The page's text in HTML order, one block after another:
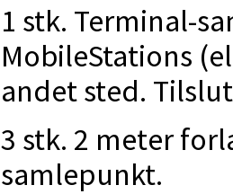
1 stk. Terminal-
MobileStations
andet sted.
3 stk. 2 meter
samlepunkt.